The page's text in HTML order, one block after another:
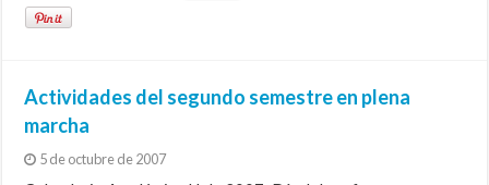
Actividades del segundo semestre en plena
marcha
5 de octubre de 2007